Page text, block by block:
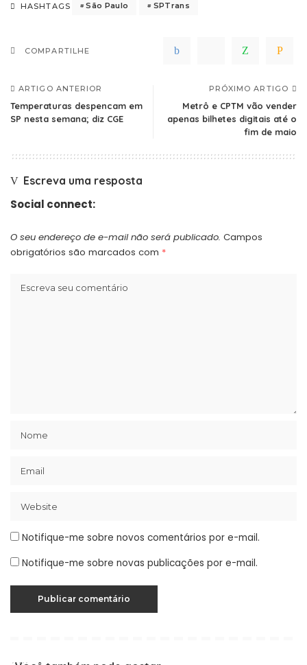
HASHTAGS São Paulo SPTrans
COMPARTILHE
ARTIGO ANTERIOR
Temperaturas despencam em
SP nesta semana; diz CGE
PRÓXIMO ARTIGO
Metrô e CPTM vão vender
apenas bilhetes digitais até o
fim de maio
Escreva uma resposta
Social connect:
O seu endereço de e-mail não será publicado. Campos
obrigatórios são marcados com *
Notifique-me sobre novos comentários por e-mail.
Notifique-me sobre novas publicações por e-mail.